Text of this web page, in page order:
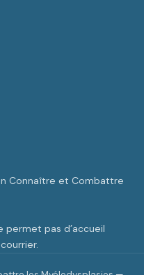
Connaître et Combattre
permet pas d’accueil